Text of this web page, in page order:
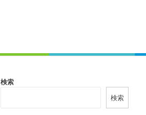
検索
検索